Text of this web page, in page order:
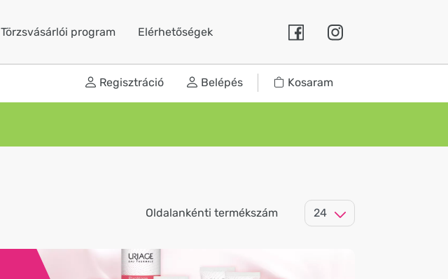
Törzsvásárlói program Elérhetőségek
Regisztráció Belépés Kosaram
Oldalankénti termékszám